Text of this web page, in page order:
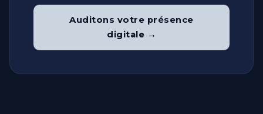
Auditons votre présence
digitale →